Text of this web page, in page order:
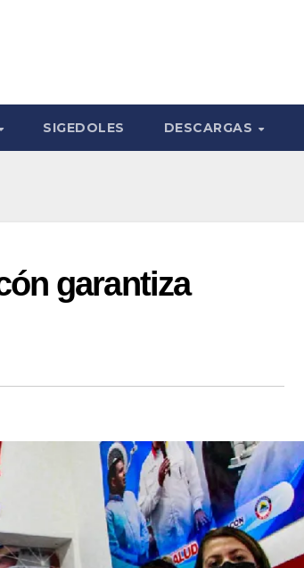
SIGEDOLES DESCARGAS
garantiza